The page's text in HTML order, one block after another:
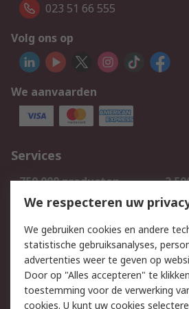
023 51 66 555
Volg ons op
We aanvaarden
Services
750.000 producten
Bestellen
Track & Trace
Wettelijk
Cookiebeleid
We respecteren uw
We gebruiken cookies en andere
statistische gebruiksanalyses,
advertenties weer te geven op
Door op "Alles accepteren" te
toestemming voor de verwerking
cookies. U kunt uw cookies